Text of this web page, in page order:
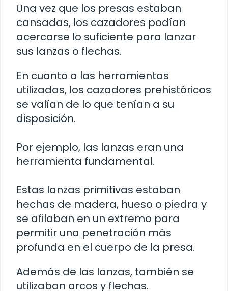
Una vez que los presas estaban
cansadas, los cazadores podían
acercarse lo suficiente para lanzar
sus lanzas o flechas.
En cuanto a las herramientas
utilizadas, los cazadores prehistóricos
se valían de lo que tenían a su
disposición.
Por ejemplo, las lanzas eran una
herramienta fundamental.
Estas lanzas primitivas estaban
hechas de madera, hueso o piedra y
se afilaban en un extremo para
permitir una penetración más
profunda en el cuerpo de la presa.
Además de las lanzas, también se
utilizaban arcos y flechas.